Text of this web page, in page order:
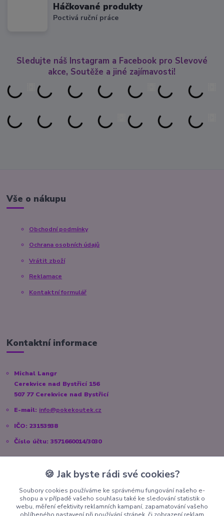
Háčkované produkty
Poctivá ruční práce
Sledujte náš Instagram a Facebook pro Slevové
akce, Soutěže a jiné zajímavosti!
Vše o nákupu
Obchodní podmínky
Ochrana osobních údajů
Vrátit zboží
Reklamace
Kontaktní formulář
Kontaktní informace
Michal Langr
Cerekvice nad Bystřicí 156
507 77 Cerekvice nad Bystřicí
E-mail: info@pokekoutek.cz
IČO: 23153938
Číslo účtu: 3571660014/3030
Sociální sítě
Instagram:@pokekoutek.cz
🍪 Jak byste rádi své cookies?
Soubory cookies používáme ke správnému fungování našeho e-
shopu a v případě vašeho souhlasu také ke sledování statistik o
webu, měření efektivity reklamních kampaní, zapamatování vašeho
oblíbeného nastavení při používání stránek, či zobrazení reklam